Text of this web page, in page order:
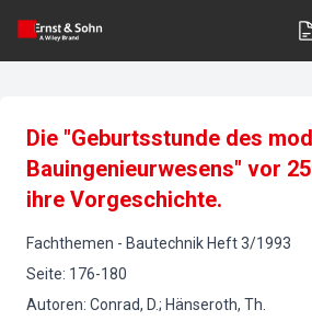
Die "Geburtsstunde des
Bauingenieurwesens" vor
ihre Vorgeschichte.
Fachthemen - Bautechnik Heft3/1993
Seite: 176-180
Autoren: Conrad, D.; Hänseroth, Th.